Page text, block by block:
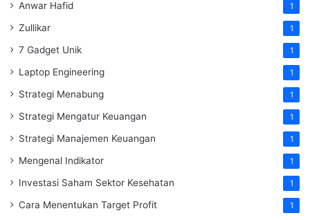
Anwar Hafid 1
Zullikar 1
7 Gadget Unik 1
Laptop Engineering 1
Strategi Menabung 1
Strategi Mengatur Keuangan 1
Strategi Manajemen Keuangan 1
Mengenal Indikator 1
Investasi Saham Sektor Kesehatan 1
Cara Menentukan Target Profit 1